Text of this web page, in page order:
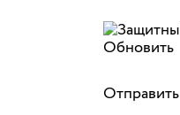
Обновить
Отправить